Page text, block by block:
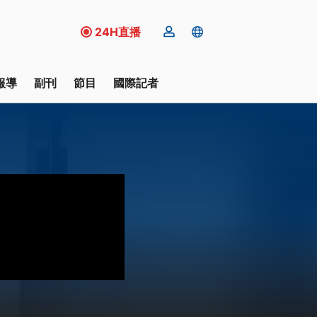
24H直播
導 副刊 節目 國際記者